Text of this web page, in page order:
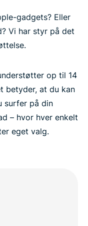
gadgets? Eller
Vi har styr på det
op til 14
betyder, at du kan
surfer på din
– hvor hver enkelt
eget valg.